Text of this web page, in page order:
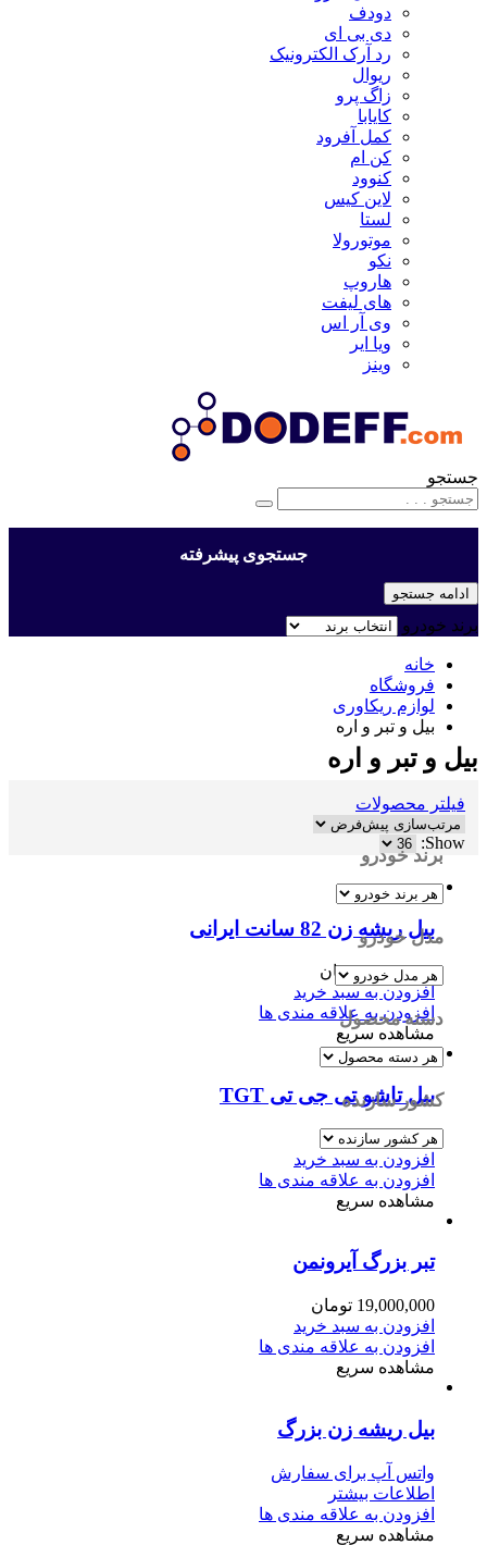
دودف
دی بی ای
رد آرک الکترونیک
ریوال
زاگ پرو
کایابا
کمل آفرود
کن ام
کنوود
لاین کیس
لستا
موتورولا
نکو
هاروپ
های لیفت
وی آر اس
ویا ایر
وینز
جستجو
جستجوی پیشرفته
ادامه جستجو
برند خودرو
خانه
فروشگاه
لوازم ریکاوری
بیل و تبر و اره
بیل و تبر و اره
برند خودرو
مدل خودرو
دسته محصول
کشور سازنده
فیلتر محصولات
Show:
بیل ریشه زن 82 سانت ایرانی
1,195,000 تومان
افزودن به سبد خرید
افزودن به علاقه مندی ها
مشاهده سریع
بیل تاشو تی جی تی TGT
6,650,000 تومان
افزودن به سبد خرید
افزودن به علاقه مندی ها
مشاهده سریع
تبر بزرگ آیرونمن
19,000,000 تومان
افزودن به سبد خرید
افزودن به علاقه مندی ها
مشاهده سریع
بیل ریشه زن بزرگ
واتس آپ برای سفارش
اطلاعات بیشتر
افزودن به علاقه مندی ها
مشاهده سریع